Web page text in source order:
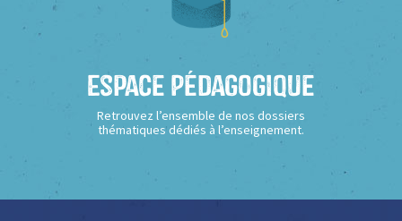
Espace Pédagogique
Retrouvez l’ensemble de nos dossiers
thématiques dédiés à l’enseignement.